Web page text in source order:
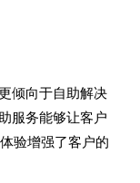
倾向于自助解决
服务能够让客户
验增强了客户的